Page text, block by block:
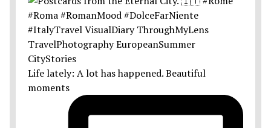
Life lately: A lot has happened. Beautiful
moments